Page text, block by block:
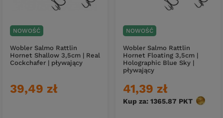
NOWOŚĆ
Wobler Salmo Rattlin
Hornet Shallow 3,5cm | Real
Cockchafer | pływający
39,49 zł
NOWOŚĆ
Wobler Salmo Rattlin
Hornet Floating 3,5cm |
Holographic Blue Sky |
pływający
41,39 zł
Kup za: 1365.87 PKT